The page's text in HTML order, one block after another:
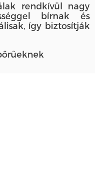
rendkívül nagy
bírnak és
így biztosítják